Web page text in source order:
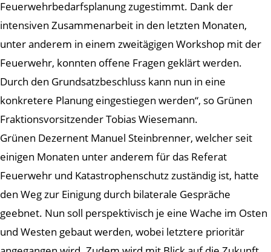
Feuerwehrbedarfsplanung zugestimmt. Dank der
intensiven Zusammenarbeit in den letzten Monaten,
unter anderem in einem zweitägigen Workshop mit der
Feuerwehr, konnten offene Fragen geklärt werden.
Durch den Grundsatzbeschluss kann nun in eine
konkretere Planung eingestiegen werden“, so Grünen
Fraktionsvorsitzender Tobias Wiesemann.
Grünen Dezernent Manuel Steinbrenner, welcher seit
einigen Monaten unter anderem für das Referat
Feuerwehr und Katastrophenschutz zuständig ist, hatte
den Weg zur Einigung durch bilaterale Gespräche
geebnet. Nun soll perspektivisch je eine Wache im Osten
und Westen gebaut werden, wobei letztere prioritär